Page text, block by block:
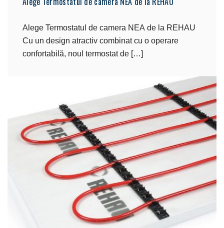
Alege Termostatul de camera NEA de la REHAU
Cu un design atractiv combinat cu o operare
confortabilă, noul termostat de […]